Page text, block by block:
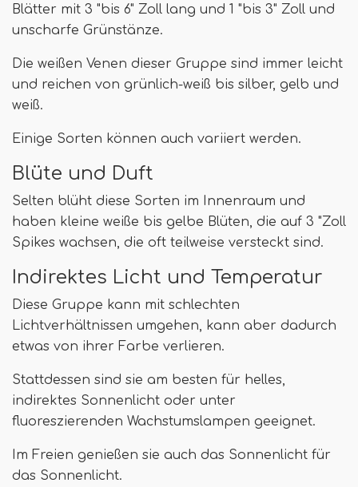
Blätter mit 3 "bis 6" Zoll lang und 1 "bis 3" Zoll und
unscharfe Grünstänze.
Die weißen Venen dieser Gruppe sind immer leicht
und reichen von grünlich-weiß bis silber, gelb und
weiß.
Einige Sorten können auch variiert werden.
Blüte und Duft
Selten blüht diese Sorten im Innenraum und
haben kleine weiße bis gelbe Blüten, die auf 3 "Zoll
Spikes wachsen, die oft teilweise versteckt sind.
Indirektes Licht und Temperatur
Diese Gruppe kann mit schlechten
Lichtverhältnissen umgehen, kann aber dadurch
etwas von ihrer Farbe verlieren.
Stattdessen sind sie am besten für helles,
indirektes Sonnenlicht oder unter
fluoreszierenden Wachstumslampen geeignet.
Im Freien genießen sie auch das Sonnenlicht für
das Sonnenlicht.